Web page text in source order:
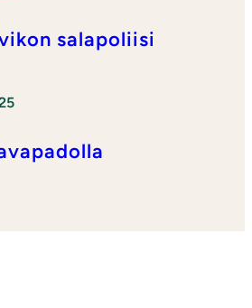
salapoliisi